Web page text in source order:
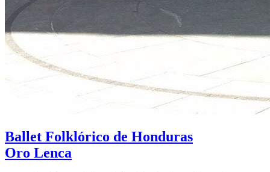
Ballet Folklórico de Honduras
Oro Lenca